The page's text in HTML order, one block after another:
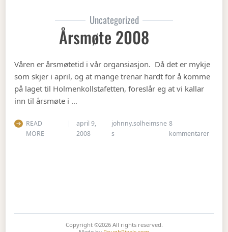
Uncategorized
Årsmøte 2008
Våren er årsmøtetid i vår organsiasjon. Då det er mykje
som skjer i april, og at mange trenar hardt for å komme
på laget til Holmenkollstafetten, foreslår eg at vi kallar
inn til årsmøte i …
READ
MORE
april 9,
2008
johnny.solheimsne
s
8
kommentarertil
Copyright ©2026 All rights reserved.